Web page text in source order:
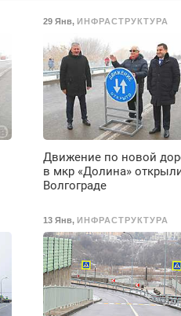
РФ. График работы
Бесплатное
З/п – до
рублей до
налогов.
премия.
бесплатное
получение
работа
с з/п до
руб.
Вызов
29 Янв, ИНФРАСТРУКТУРА
Движение по новой
в мкр «Долина»
Волгограде
13 Янв, ИНФРАСТРУКТУРА